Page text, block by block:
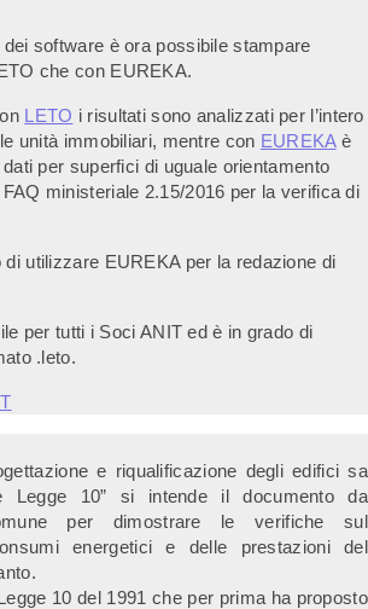
dei software è ora possibile stampare
che con EUREKA.
LETO i risultati sono analizzati per l’intero
unità immobiliari, mentre con EUREKAè
per superfici di uguale orientamento
ministeriale 2.15/2016 per la verifica di
utilizzare EUREKA per la redazione di
per tutti i Soci ANIT ed è in grado di
.leto.
e riqualificazione degli edifici sa
Legge 10” si intende il documento da
per dimostrare le verifiche sul
energetici e delle prestazioni del
10 del 1991 che per prima ha proposto